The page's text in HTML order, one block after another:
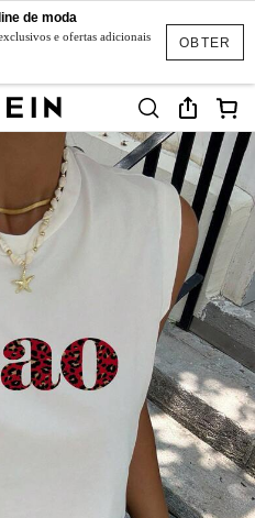
OBTER
de moda
e ofertas adicionais